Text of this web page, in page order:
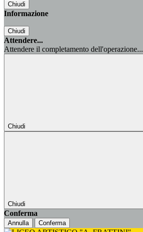
Chiudi
Informazione
Chiudi
Attendere...
Attendere il completamento dell'operazione...
Chiudi
Chiudi
Conferma
Annulla Conferma